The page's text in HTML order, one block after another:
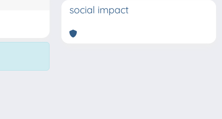
social impact